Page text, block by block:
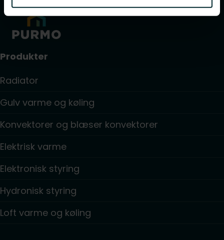
Produkter
Radiator
Gulv varme og køling
Konvektorer og blæser konvektorer
Elektrisk varme
Elektronisk styring
Hydronisk styring
Loft varme og køling